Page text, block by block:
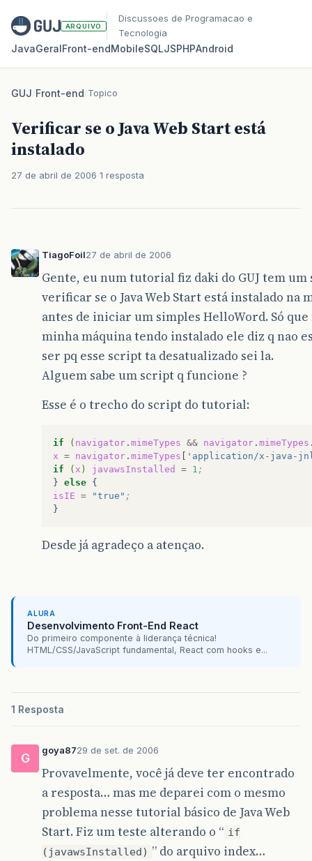
ARQUIVO
Discussoes de Programacao e
Tecnologia
JavaGeralFront‑endMobileSQLJSPHPAndroid
GUJ/Front-end/Topico
Verificar se o Java Web Start está
instalado
27 de abril de 2006 1 resposta
TiagoFoil27 de abril de 2006
Gente, eu num tutorial fiz daki do GUJ tem
verificar se o Java Web Start está instalado na
antes de iniciar um simples HelloWord. Só que
minha máquina tendo instalado ele diz q nao
ser pq esse script ta desatualizado sei la.
Alguem sabe um script q funcione ?
Esse é o trecho do script do tutorial:
if ( navigator . mimeTypes && navigator . mimeTypes
x = navigator . mimeTypes
'application/x-java-
if
( x ) javawsInstalled = 1 ;
} else
isIE = "true" ;
Desde já agradeço a atençao.
ALURA
Desenvolvimento Front-End React
Do primeiro componente à liderança técnica!
HTML/CSS/JavaScript fundamental, React com hooks e...
1 Resposta
G
goya8729 de set. de 2006
Provavelmente, você já deve ter encontrado
a resposta… mas me deparei com o mesmo
problema nesse tutorial básico de Java Web
Start. Fiz um teste alterando o “ if
(javawsInstalled) ” do arquivo index…